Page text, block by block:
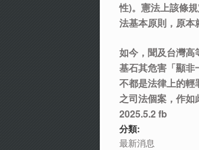
性)。憲法上該條
法基本原則，原本
如今，聞及台灣高
基石其危害「顯非
不都是法律上的輕
之司法個案，作如
2025.5.2 fb
分類:
最新消息